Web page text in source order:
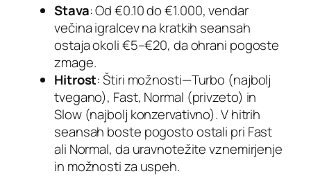
Stava: Od €0.10 do €1.000, vendar
večina igralcev na kratkih seansah
ostaja okoli €5–€20, da ohrani pogoste
zmage.
Hitrost: Štiri možnosti—Turbo (najbolj
tvegano), Fast, Normal (privzeto) in
Slow (najbolj konzervativno). V hitrih
seansah boste pogosto ostali pri Fast
ali Normal, da uravnotežite vznemirjenje
in možnosti za uspeh.